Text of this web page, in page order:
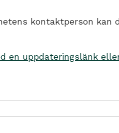
kontaktperson
en uppdateringslänk